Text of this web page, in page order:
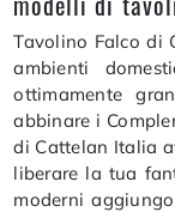
Tavolino Falco di
ambienti
ottimamente
abbinare i
di Cattelan Italia
liberare la tua
moderni